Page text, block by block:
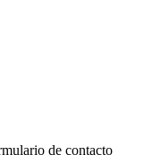
de contacto